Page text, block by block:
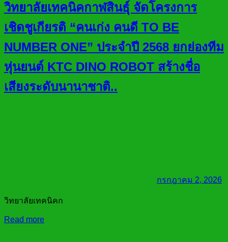
วิทยาลัยเทคนิคกาฬสินธุ์ จัดโครงการ
เชิดชูเกียรติ “คนเก่ง คนดี TO BE
NUMBER ONE” ประจำปี 2568 ยกย่องทีม
หุ่นยนต์ KTC DINO ROBOT สร้างชื่อ
เสียงระดับนานาชาติ..
กรกฎาคม 2, 2026
วิทยาลัยเทคนิคก
Read more